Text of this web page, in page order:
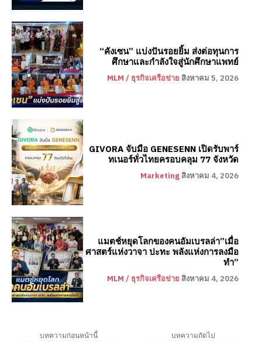
“คังเซน” แบ่งปันรอยยิ้ม ส่งต่อทุนการ
ศึกษาและกำลังใจสู่นักศึกษาแพทย์
MLM / ธุรกิจเครือข่าย สิงหาคม 5, 2026
GIVORA จับมือ GENESENN เปิดรับพาร์
ทเนอร์ทั่วไทยครอบคลุม 77 จังหวัด
Marketing สิงหาคม 4, 2026
แมตช์หยุดโลกของคนอัมเบรลล่า”เมื่อ
ศาสตร์แห่งวาจา ปะทะ พลังแห่งการลงมือ
ทำ”
MLM / ธุรกิจเครือข่าย สิงหาคม 4, 2026
บทความก่อนหน้านี้ บทความถัดไป